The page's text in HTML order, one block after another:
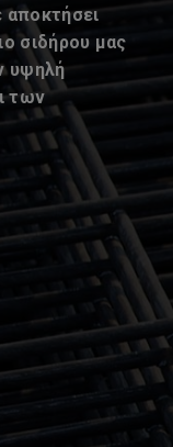
αποκτήσει
σιδήρου μας
υψηλή
των